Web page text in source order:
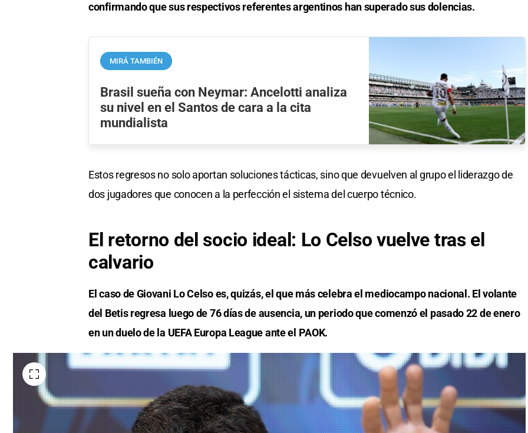
confirmando que sus respectivos referentes argentinos han superado sus dolencias.
MIRÁ TAMBIÉN
Brasil sueña con Neymar: Ancelotti analiza
su nivel en el Santos de cara a la cita
mundialista
Estos regresos no solo aportan soluciones tácticas, sino que devuelven al grupo el liderazgo de
dos jugadores que conocen a la perfección el sistema del cuerpo técnico.
El retorno del socio ideal: Lo Celso vuelve tras el
calvario
El caso de Giovani Lo Celso es, quizás, el que más celebra el mediocampo nacional. El volante
del Betis regresa luego de 76 días de ausencia, un periodo que comenzó el pasado 22 de enero
en un duelo de la UEFA Europa League ante el PAOK.